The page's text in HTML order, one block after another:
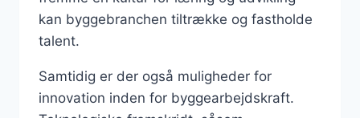
kan byggebranchen tiltrække og fastholde
talent.
Samtidig er der også muligheder for
innovation inden for byggearbejdskraft.